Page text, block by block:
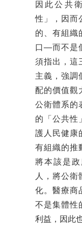
因此公共
性」，因而
的、有組織
口──而不是
須指出，這
主義，強調
配的價值觀
公衛體系的
的「公共性
護人民健康
有組織的推
將本該是
人，將公衛
化。 醫療商
不是集體性
利益，因此